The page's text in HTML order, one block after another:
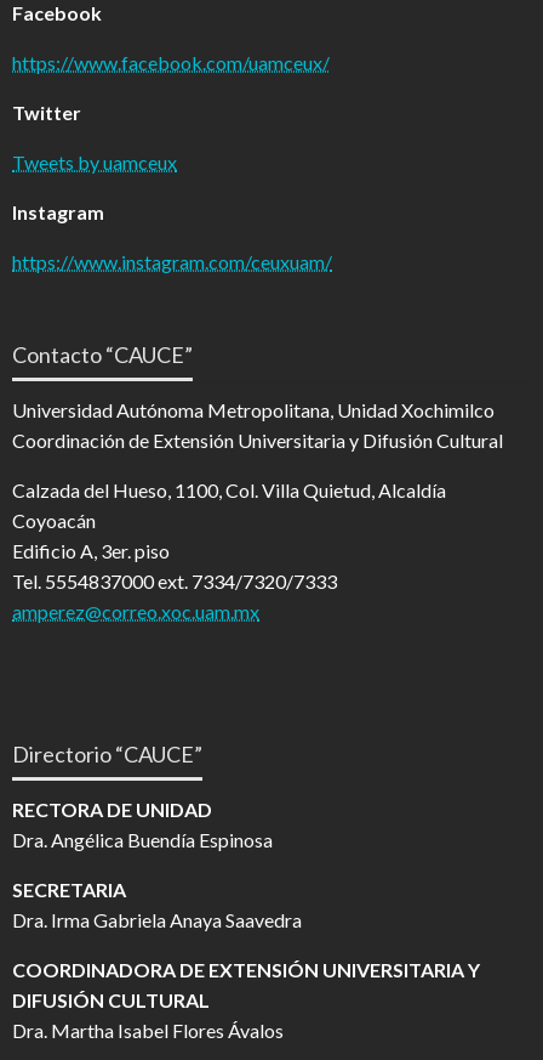
Facebook
https://www.facebook.com/uamceux/
Twitter
Tweets by uamceux
Instagram
https://www.instagram.com/ceuxuam/
Contacto “CAUCE”
Universidad Autónoma Metropolitana, Unidad Xochimilco
Coordinación de Extensión Universitaria y Difusión Cultural
Calzada del Hueso, 1100, Col. Villa Quietud, Alcaldía
Coyoacán
Edificio A, 3er. piso
Tel. 5554837000 ext. 7334/7320/7333
amperez@correo.xoc.uam.mx
Directorio “CAUCE”
RECTORA DE UNIDAD
Dra. Angélica Buendía Espinosa
SECRETARIA
Dra. Irma Gabriela Anaya Saavedra
COORDINADORA DE EXTENSIÓN UNIVERSITARIA Y
DIFUSIÓN CULTURAL
Dra. Martha Isabel Flores Ávalos